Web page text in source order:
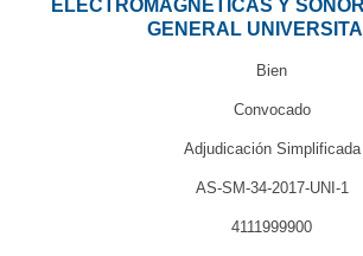
ELECTROMAGNETICAS Y
GENERAL
Bien
Convocado
Adjudicación Simplificada
AS-SM-34-2017-UNI-1
4111999900